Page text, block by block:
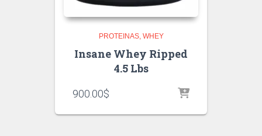
PROTEINAS WHEY
Insane Whey Ripped
4.5 Lbs
900.00$